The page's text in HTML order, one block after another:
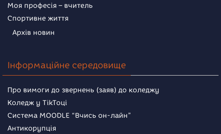
Моя професія – вчитель
Спортивне життя
Архів новин
Інформаційне середовище
Про вимоги до звернень (заяв) до коледжу
Коледж у TikToці
Система MOODLE “Вчись он-лайн”
Антикорупція